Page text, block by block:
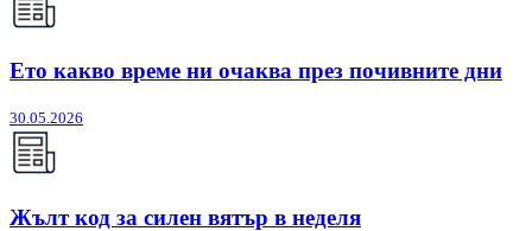
Ето какво време ни очаква през почивните дни
30.05.2026
Жълт код за силен вятър в неделя